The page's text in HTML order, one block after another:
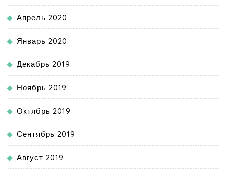
Апрель 2020
Январь 2020
Декабрь 2019
Ноябрь 2019
Октябрь 2019
Сентябрь 2019
Август 2019